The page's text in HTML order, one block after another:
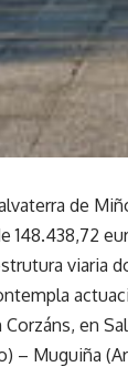
de
148.438,72
viaria
en
– Muguiña